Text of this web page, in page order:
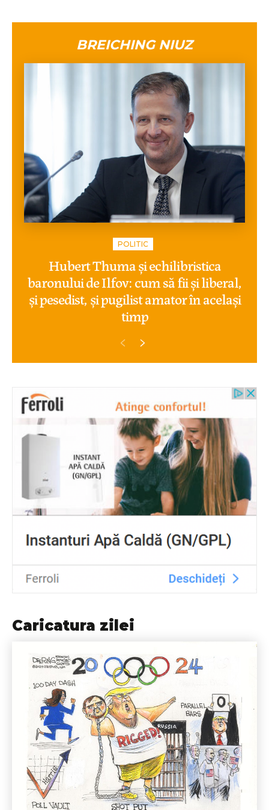
BREICHING NIUZ
POLITIC
Hubert Thuma și echilibristica
baronului de Ilfov: cum să fii și liberal,
și pesedist, și pugilist amator în același
timp
Caricatura zilei